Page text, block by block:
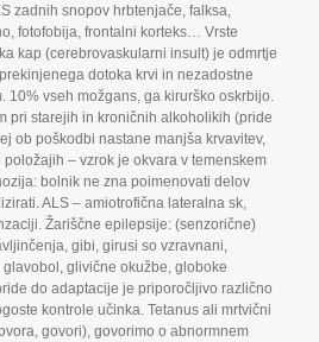
zadnih snopov hrbtenjače,falksa,
,fotofobija,frontalni korteks… Vrste
kap (cerebrovaskularni insult) je odmrtje
dotoka krvi in nezadostne
10% vseh možgans,ga kirurško oskrbijo.
pri starejih in kroničnih alkoholikih (pride
ob poškodbi nastane manjša krvavitev,
– vzrok je okvara v temenskem
bolnik ne zna poimenovati delov
ALS – amiotrofična lateralna sk,
Žariščne epilepsije: (senzorične)
,gibi,girusi so vzravnani,
glavobol ,glivične okužbe,globoke
do adaptacije je priporočljivo različno
kontrole učinka. Tetanus ali mrtvični
,govori),govorimo o abnormnem